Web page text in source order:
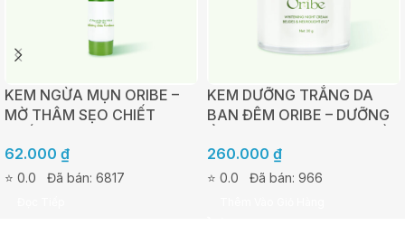
KEM NGỪA MỤN ORIBE –
MỜ THÂM SẸO CHIẾT
TUÝP 20G
62.000 ₫
⭐ 0.0 Đã bán: 6817
KEM DƯỠNG TRẮNG DA
BAN ĐÊM ORIBE – DƯỠNG
DA 30G
260.000 ₫
⭐ 0.0 Đã bán: 966